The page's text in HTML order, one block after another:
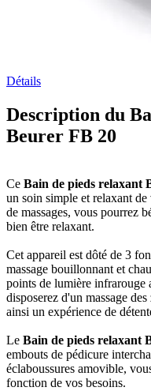
Détails
Description du
Beurer FB 20
Ce Bain de pieds relaxant
un soin simple et relaxant
de massages, vous pourrez
bien être relaxant.
Cet appareil est dôté de 3
massage bouillonnant et
points de lumière
disposerez d'un massage
ainsi un expérience de
Le Bain de pieds relaxant
embouts de pédicure
éclaboussures amovible,
fonction de vos besoins.